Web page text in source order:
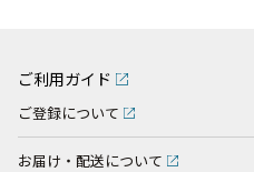
ご利用ガイド
ご登録について
お届け・配送について